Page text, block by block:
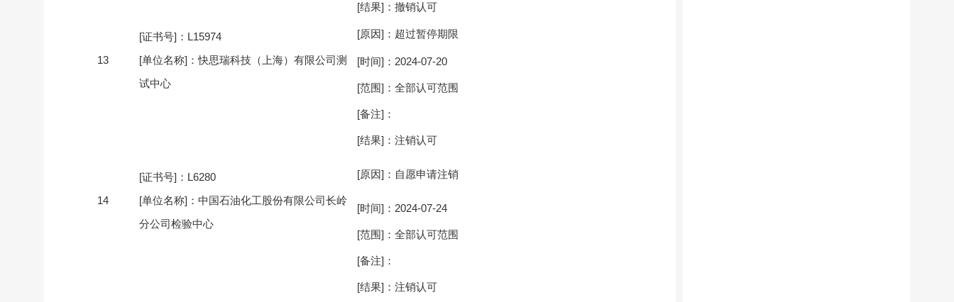
13
[证书号]：L15974
[单位名称]：快思瑞科技（上海）有限公司测
试中心
[结果]：撤销认可
[原因]：超过暂停期限
[时间]：2024-07-20
[范围]：全部认可范围
[备注]：
14
[证书号]：L6280
[单位名称]：中国石油化工股份有限公司长岭
分公司检验中心
[结果]：注销认可
[原因]：自愿申请注销
[时间]：2024-07-24
[范围]：全部认可范围
[备注]：
[结果]：注销认可